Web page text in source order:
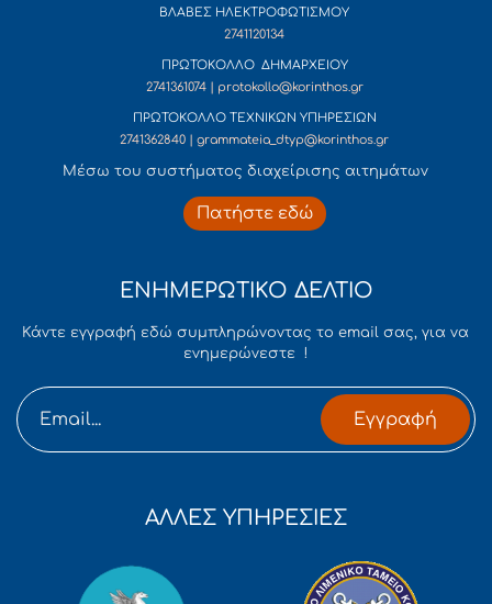
ΒΛΑΒΕΣ ΗΛΕΚΤΡΟΦΩΤΙΣΜΟΥ
2741120134
ΠΡΩΤΟΚΟΛΛΟ ΔΗΜΑΡΧΕΙΟΥ
2741361074 | protokollo@korinthos.gr
ΠΡΩΤΟΚΟΛΛΟ ΤΕΧΝΙΚΩΝ ΥΠΗΡΕΣΙΩΝ
2741362840 | grammateia_dtyp@korinthos.gr
Mέσω του συστήματος διαχείρισης αιτημάτων
Πατήστε εδώ
ΕΝΗΜΕΡΩΤΙΚΟ ΔΕΛΤΙΟ
Κάντε εγγραφή εδώ συμπληρώνοντας το email σας, για να
ενημερώνεστε !
Εγγραφή
ΑΛΛΕΣ ΥΠΗΡΕΣΙΕΣ